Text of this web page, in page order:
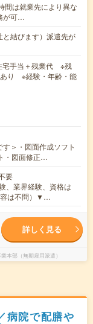
間は就業先により異な
が可…
結びます）派遣先が
宅手当＋残業代 ※残
り ※経験・年齢・能
＞・図面作成ソフト
・図面修正…
要
、業界経験、資格は
容は不問）▼…
詳しく見る
本部（無期雇用派遣）
病院で配膳や